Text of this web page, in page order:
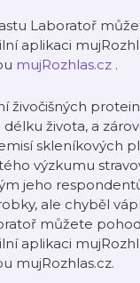
Laboratoř
aplikaci
mujRozhlas.cz .
živočišných
délku života, a
skleníkových
výzkumu
jeho
ale chyběl
můžete
aplikaci
mujRozhlas.cz.